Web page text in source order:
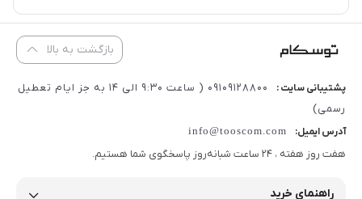
آزمایشگاهی، اموال و نارنجی را در سایزهای مختلف مشاهده
کنید. این لیبل‌ها با برندهای تخصصی لیبل پرینتر مانند
Godex، Sewoo، TSC و Zebra سازگار هستند. اگر قصد خرید
مناسب اهمیت زیادی دارد.
بازگشت به بالا
پشتیبانی سایت :
09109128800 ( ساعت 9:30 الی 14 به جز ایام تعطیل
رسمی)
آدرس ایمیل: info@tooscom.com
هفت روز هفته ، 24 ساعت شبانه‌روز پاسخگوی شما هستیم.
راهنمای خرید